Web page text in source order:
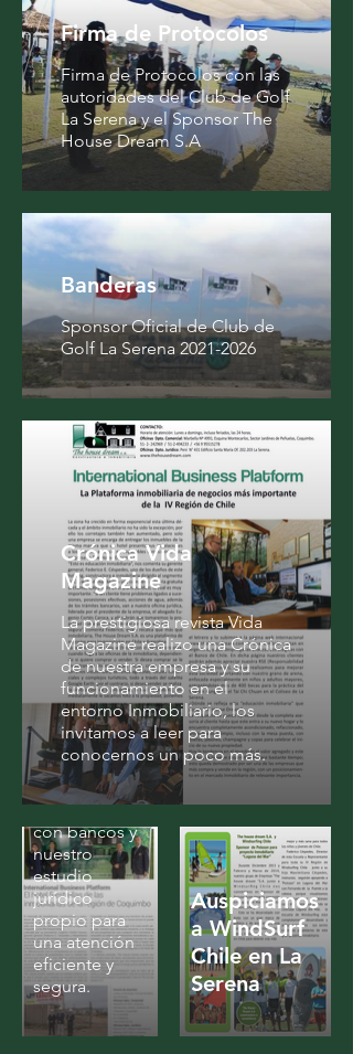
Firma de Protocolos
Firma de Protocolos con las
autoridades del Club de Golf
La Serena y el Sponsor The
House Dream S.A
Banderas
Sponsor Oficial de Club de
Golf La Serena 2021-2026
Crónica Vida
Magazine
La prestigiosa revista Vida
Magazine realizo una Crónica
de nuestra empresa y su
funcionamiento en el
entorno Inmobiliario, los
invitamos a leer para
conocernos un poco más.
Crónica
Vida
Magazine
La Revista
Vida
Magazine
pudo
observar
nuestro
trabajo de
calidad y
servicio
premium en
atención al
cliente ya que
contamos con
convenios
con bancos y
nuestro
estudio
jurídico
propio para
una atención
eficiente y
segura.
Auspiciamos
a WindSurf
Chile en La
Serena